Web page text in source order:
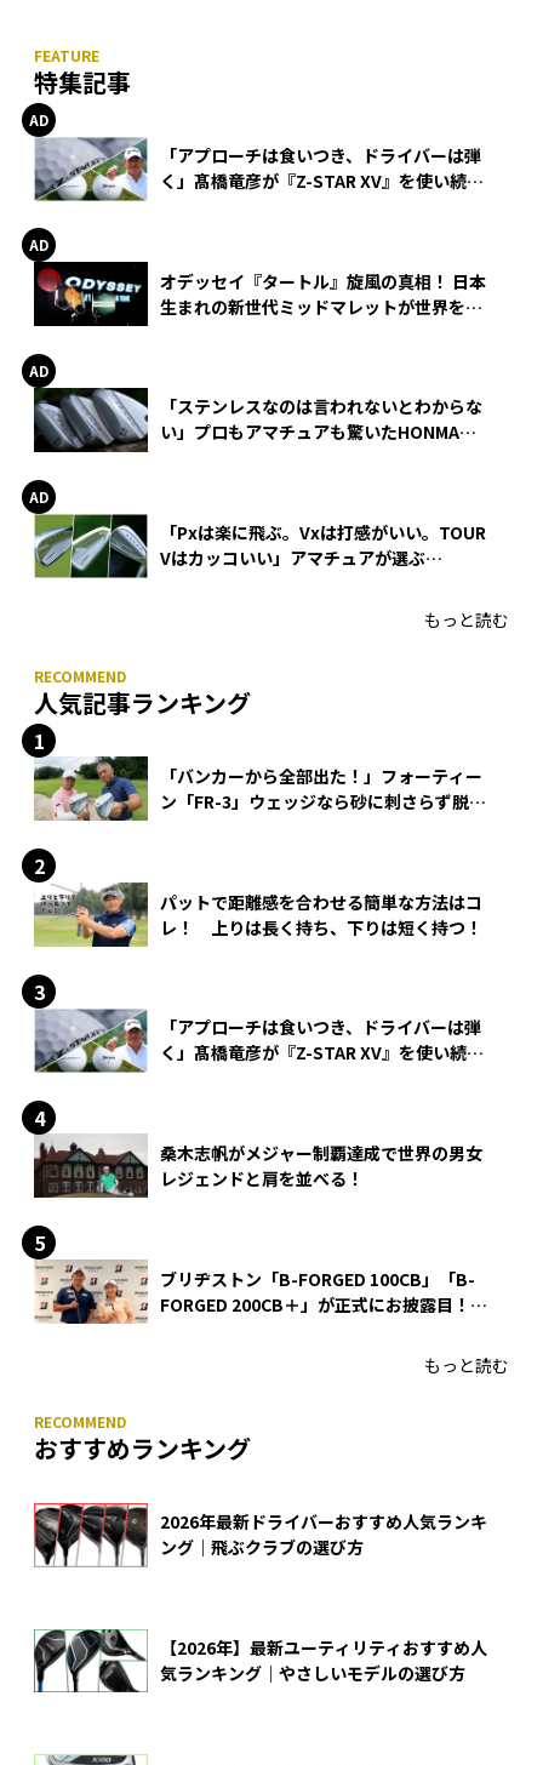
特集記事
「アプローチは食いつき、ドライバーは弾
く」髙橋竜彦が『Z-STAR XV』を使い続け
オデッセイ『タートル』旋風の真相！ 日本
生まれの新世代ミッドマレットが世界を席
「ステンレスなのは言われないとわからな
い」プロもアマチュアも驚いたHONMA
「Pxは楽に飛ぶ。Vxは打感がいい。TOUR
Vはカッコいい」アマチュアが選ぶ
もっと読む
人気記事ランキング
「バンカーから全部出た！」フォーティー
ン「FR-3」ウェッジなら砂に刺さらず脱出
パットで距離感を合わせる簡単な方法はコ
レ！ 上りは長く持ち、下りは短く持つ！
「アプローチは食いつき、ドライバーは弾
く」髙橋竜彦が『Z-STAR XV』を使い続け
桑木志帆がメジャー制覇達成で世界の男女
レジェンドと肩を並べる！
ブリヂストン「B-FORGED 100CB」「B-
FORGED 200CB＋」が正式にお披露目！
もっと読む
おすすめランキング
2026年最新ドライバーおすすめ人気ランキ
ング｜飛ぶクラブの選び方
【2026年】最新ユーティリティおすすめ人
気ランキング｜やさしいモデルの選び方